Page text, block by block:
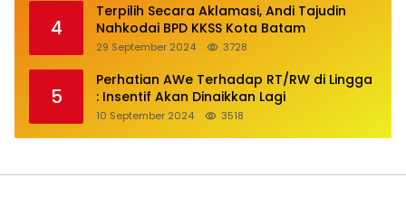
4
Terpilih Secara Aklamasi, Andi Tajudin
Nahkodai BPD KKSS Kota Batam
29 September 2024 3728
5
Perhatian AWe Terhadap RT/RW di Lingga
: Insentif Akan Dinaikkan Lagi
10 September 2024 3518